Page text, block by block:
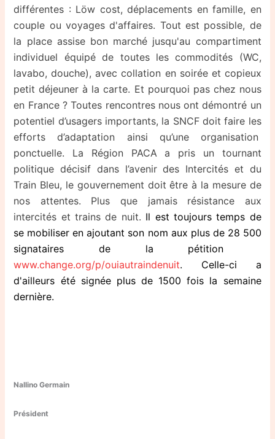
différentes : Löw cost, déplacements en famille, en
couple ou voyages d'affaires. Tout est possible, de
la place assise bon marché jusqu'au compartiment
individuel équipé de toutes les commodités (WC,
lavabo, douche), avec collation en soirée et copieux
petit déjeuner à la carte. Et pourquoi pas chez nous
en France ? Toutes rencontres nous ont démontré un
potentiel d’usagers importants, la SNCF doit faire les
efforts d’adaptation ainsi qu’une organisation
ponctuelle. La Région PACA a pris un tournant
politique décisif dans l’avenir des Intercités et du
Train Bleu, le gouvernement doit être à la mesure de
nos attentes. Plus que jamais résistance aux
intercités et trains de nuit. Il est toujours temps de
se mobiliser en ajoutant son nom aux plus de 28 500
signataires de la pétition
www.change.org/p/ouiautraindenuit. Celle-ci a
d'ailleurs été signée plus de 1500 fois la semaine
dernière.
Nallino Germain
Président